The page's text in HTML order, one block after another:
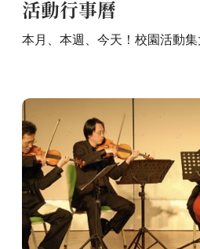
活動行事曆
本月、本週、今天！校園活動集